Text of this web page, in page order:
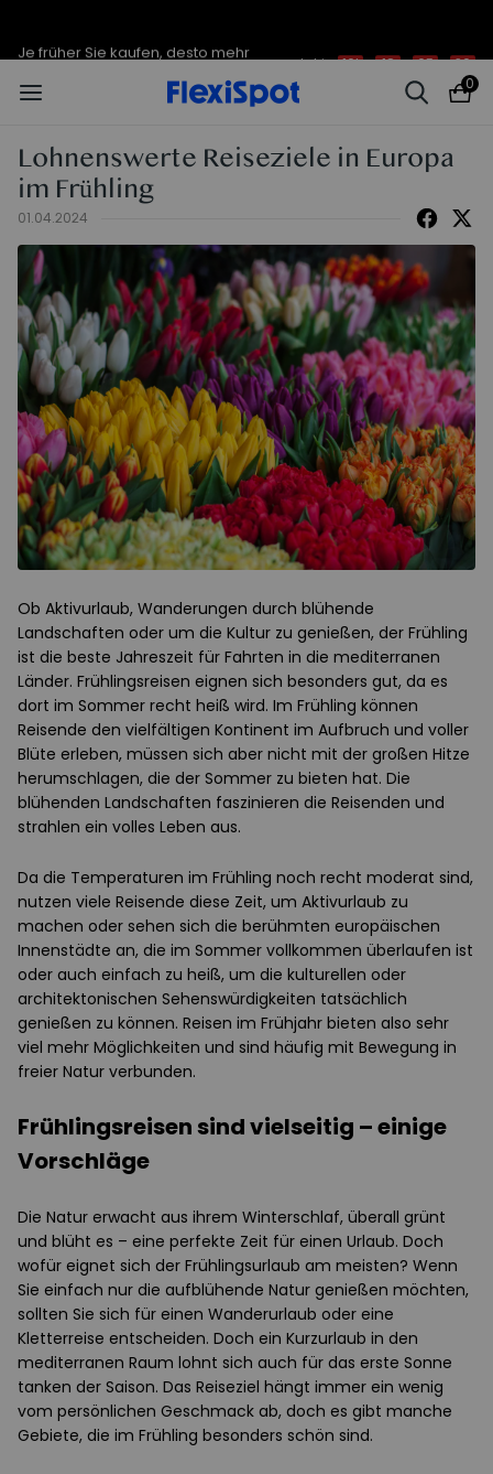
Rabatt
0
Lohnenswerte Reiseziele in Europa
im Frühling
01.04.2024
Ob Aktivurlaub, Wanderungen durch blühende
Landschaften oder um die Kultur zu genießen, der Frühling
ist die beste Jahreszeit für Fahrten in die mediterranen
Länder. Frühlingsreisen eignen sich besonders gut, da es
dort im Sommer recht heiß wird. Im Frühling können
Reisende den vielfältigen Kontinent im Aufbruch und voller
Blüte erleben, müssen sich aber nicht mit der großen Hitze
herumschlagen, die der Sommer zu bieten hat. Die
blühenden Landschaften faszinieren die Reisenden und
strahlen ein volles Leben aus.
Da die Temperaturen im Frühling noch recht moderat sind,
nutzen viele Reisende diese Zeit, um Aktivurlaub zu
machen oder sehen sich die berühmten europäischen
Innenstädte an, die im Sommer vollkommen überlaufen ist
oder auch einfach zu heiß, um die kulturellen oder
architektonischen Sehenswürdigkeiten tatsächlich
genießen zu können. Reisen im Frühjahr bieten also sehr
viel mehr Möglichkeiten und sind häufig mit Bewegung in
freier Natur verbunden.
Frühlingsreisen sind vielseitig – einige
Vorschläge
Die Natur erwacht aus ihrem Winterschlaf, überall grünt
und blüht es – eine perfekte Zeit für einen Urlaub. Doch
wofür eignet sich der Frühlingsurlaub am meisten? Wenn
Sie einfach nur die aufblühende Natur genießen möchten,
sollten Sie sich für einen Wanderurlaub oder eine
Kletterreise entscheiden. Doch ein Kurzurlaub in den
mediterranen Raum lohnt sich auch für das erste Sonne
tanken der Saison. Das Reiseziel hängt immer ein wenig
vom persönlichen Geschmack ab, doch es gibt manche
Gebiete, die im Frühling besonders schön sind.